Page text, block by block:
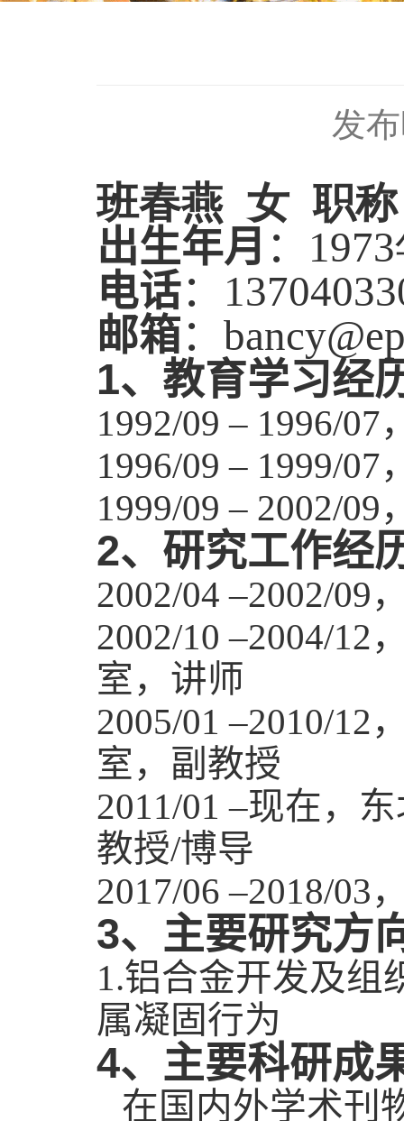
发
班春燕 女 职称
出生年月 ： 1973
电话：
邮箱：
1、教育学习经
1992/09 – 1996/07
1996/09 – 1999/07
1999/09 – 2002/09
2、研究工作经
2002/04 –2002/09
2002/10 –2004/12
室，讲师
2005/01 –2010/12
室，副教授
2011/01 –现在，
教授/博导
2017/06 –2018/03
3、主要研究方
1.铝合金开发及
属凝固行为
4、主要科研成
在国内外学术刊